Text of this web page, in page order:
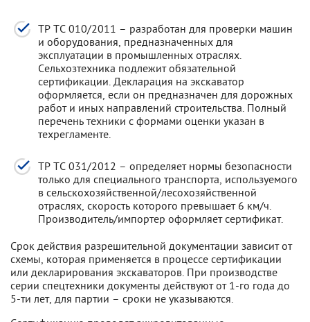
ТР ТС 010/2011 – разработан для проверки машин
и оборудования, предназначенных для
эксплуатации в промышленных отраслях.
Сельхозтехника подлежит обязательной
сертификации. Декларация на экскаватор
оформляется, если он предназначен для дорожных
работ и иных направлений строительства. Полный
перечень техники с формами оценки указан в
техрегламенте.
ТР ТС 031/2012 – определяет нормы безопасности
только для специального транспорта, используемого
в сельскохозяйственной/лесохозяйственной
отраслях, скорость которого превышает 6 км/ч.
Производитель/импортер оформляет сертификат.
Срок действия разрешительной документации зависит от
схемы, которая применяется в процессе сертификации
или декларирования экскаваторов. При производстве
серии спецтехники документы действуют от 1-го года до
5-ти лет, для партии – сроки не указываются.